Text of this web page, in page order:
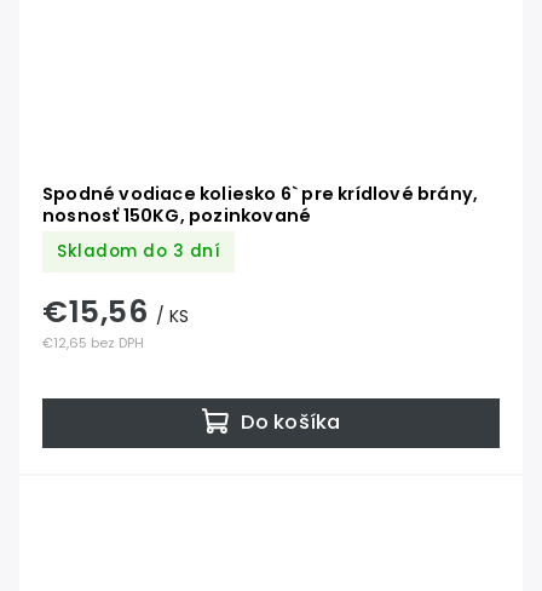
Spodné vodiace koliesko 6` pre krídlové brány,
nosnosť 150KG, pozinkované
Skladom do 3 dní
€12,65 bez DPH
€15,56 / KS
Do košíka